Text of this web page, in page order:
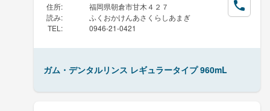
住所:
福岡県朝倉市甘木４２７
読み:
ふくおかけんあさくらしあまぎ
TEL : 0946-21-0421
ガム・デンタルリンス レギュラータイプ 960mL